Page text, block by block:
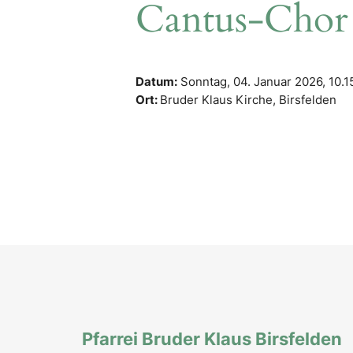
Cantus-Chor
Datum: Sonntag, 04. Januar 2026,
Ort: Bruder Klaus Kirche, Birsfelden
Pfarrei Bruder Klaus Birsfelden